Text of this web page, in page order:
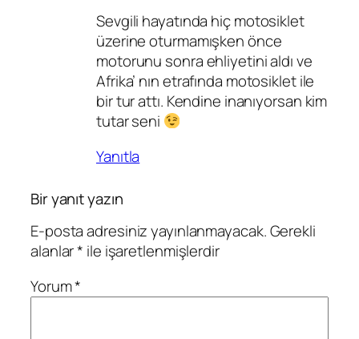
Sevgili hayatında hiç motosiklet
üzerine oturmamışken önce
motorunu sonra ehliyetini aldı ve
Afrika’ nın etrafında motosiklet ile
bir tur attı. Kendine inanıyorsan kim
tutar seni
Yanıtla
Bir yanıt yazın
E-posta adresiniz yayınlanmayacak.Gerekli
alanlar* ile işaretlenmişlerdir
Yorum*